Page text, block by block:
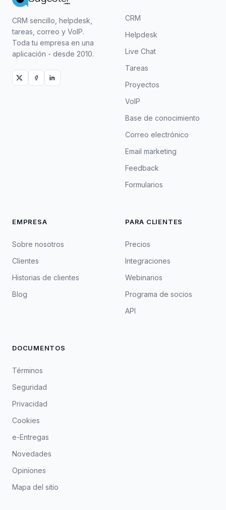
CRM sencillo, helpdesk,
tareas, correo y VoIP.
Toda tu empresa en una
aplicación - desde 2010.
CRM
Helpdesk
Live Chat
Tareas
Proyectos
VoIP
Base de conocimiento
Correo electrónico
Email marketing
Feedback
Formularios
EMPRESA
Sobre nosotros
Clientes
Historias de clientes
Blog
PARA CLIENTES
Precios
Integraciones
Webinarios
Programa de socios
API
DOCUMENTOS
Términos
Seguridad
Privacidad
Cookies
e-Entregas
Novedades
Opiniones
Mapa del sitio